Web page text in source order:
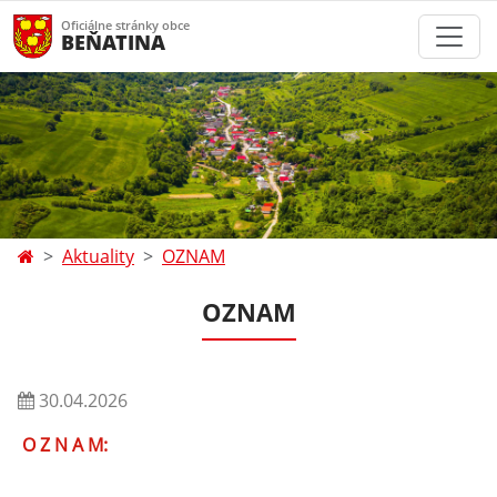
Oficiálne stránky obce
BEŇATINA
Aktuality OZNAM
OZNAM
30.04.2026
O Z N A M: